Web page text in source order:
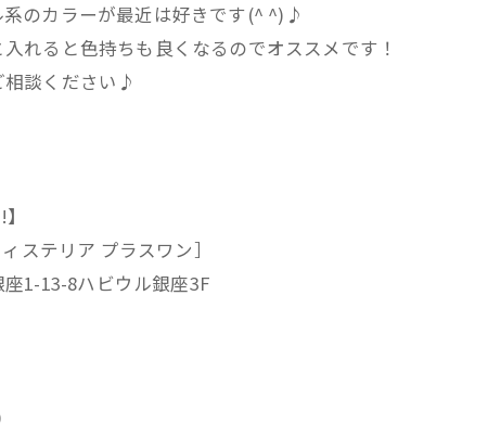
系のカラーが最近は好きです(^ ^)♪
れると色持ちも良くなるのでオススメです！
相談ください♪
ステリア プラスワン］
1-13-8ハビウル銀座3F